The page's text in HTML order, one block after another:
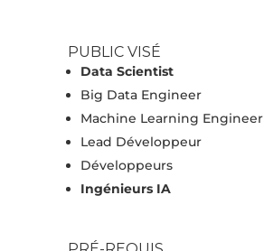
PUBLIC VISÉ
Data Scientist
Big Data Engineer
Machine Learning Engineer
Lead Développeur
Développeurs
Ingénieurs IA